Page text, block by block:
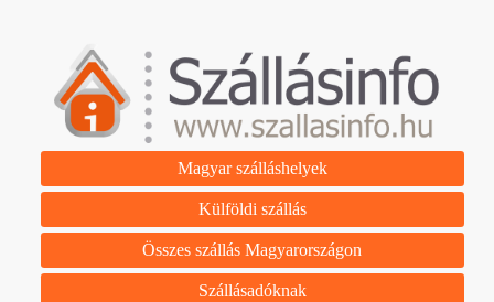
Magyar szálláshelyek
Külföldi szállás
Összes szállás Magyarországon
Szállásadóknak